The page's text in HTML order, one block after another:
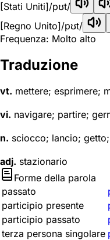
[Stati Uniti]/pʊt/
[Regno Unito]/pʊt/
Frequenza: Molto alto
Traduzione
vt. mettere; esprimere;
vi. navigare; partire;
n. sciocco; lancio;
adj. stazionario
Forme della parola
passato
participio presente
participio passato
terza persona singolare